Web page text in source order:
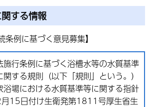
する情報
条例に基づく意見募集】
施行条例に基づく浴槽水等の水質基準
する規則（以下「規則」という。）
浴場における水質基準等に関する指針
月15日付け生衛発第1811号厚生省生